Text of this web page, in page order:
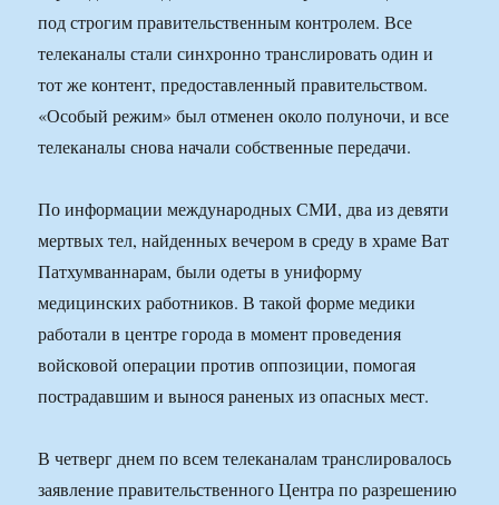
под строгим правительственным контролем. Все
телеканалы стали синхронно транслировать один и
тот же контент, предоставленный правительством.
«Особый режим» был отменен около полуночи, и все
телеканалы снова начали собственные передачи.
По информации международных СМИ, два из девяти
мертвых тел, найденных вечером в среду в храме Ват
Патхумваннарам, были одеты в униформу
медицинских работников. В такой форме медики
работали в центре города в момент проведения
войсковой операции против оппозиции, помогая
пострадавшим и вынося раненых из опасных мест.
В четверг днем по всем телеканалам транслировалось
заявление правительственного Центра по разрешению